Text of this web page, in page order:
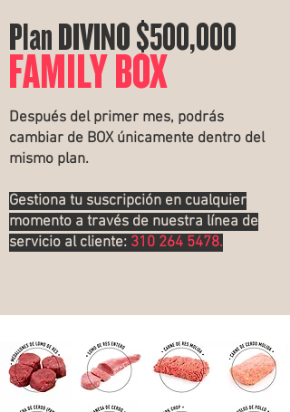
Plan DIVINO $500,000
FAMILY BOX
Después del primer mes, podrás
cambiar de BOX únicamente dentro del
mismo plan.
Gestiona tu suscripción en cualquier
momento a través de nuestra línea de
servicio al cliente: 310 264 5478.